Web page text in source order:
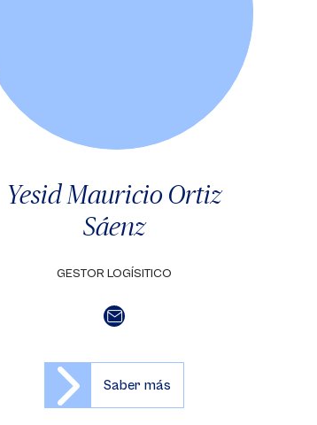
Yesid Mauricio Ortiz
Sáenz
GESTOR LOGÍSITICO
Saber más